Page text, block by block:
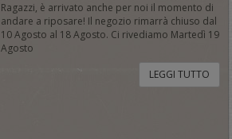
Ragazzi, è arrivato anche per noi il momento di
andare a riposare! Il negozio rimarrà chiuso dal
10 Agosto al 18 Agosto. Ci rivediamo Martedì 19
Agosto
LEGGI TUTTO